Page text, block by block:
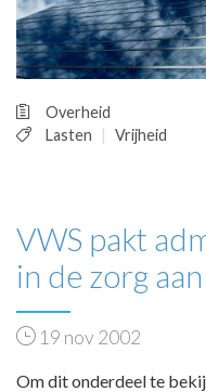
MEDISCHE
Overheid
Lasten
Vrijheid
VWS pakt
in de zorg aan
19 nov 2002
Om dit onderdeel te